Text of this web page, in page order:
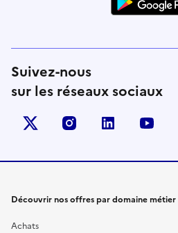
Suivez-nous
sur les réseaux sociaux
X (anciennement Twitter)
instagramlinkedin
Découvrir nos offres par domaine métier
Achats